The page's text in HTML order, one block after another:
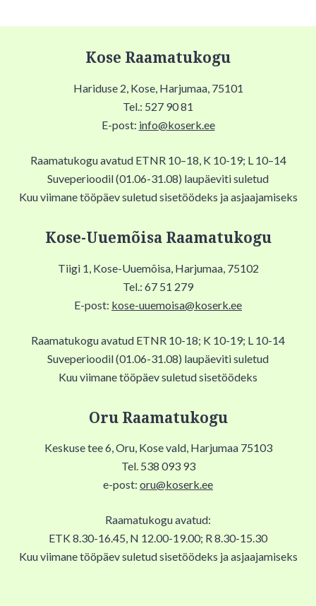
Kose Raamatukogu
Hariduse 2, Kose, Harjumaa, 75101
Tel.: 527 90 81
E-post: info@koserk.ee
Raamatukogu avatud ETNR 10–18, K 10-19; L 10–14
Suveperioodil (01.06-31.08) laupäeviti suletud
Kuu viimane tööpäev suletud sisetöödeks ja asjaajamiseks
Kose-Uuemõisa Raamatukogu
Tiigi 1, Kose-Uuemõisa, Harjumaa, 75102
Tel.: 67 51 279
E-post: kose-uuemoisa@koserk.ee
Raamatukogu avatud ETNR 10-18; K 10-19; L 10-14
Suveperioodil (01.06-31.08) laupäeviti suletud
Kuu viimane tööpäev suletud sisetöödeks
Oru Raamatukogu
Keskuse tee 6, Oru, Kose vald, Harjumaa 75103
Tel. 538 093 93
e-post: oru@koserk.ee
Raamatukogu avatud:
ETK 8.30-16.45, N 12.00-19.00; R 8.30-15.30
Kuu viimane tööpäev suletud sisetöödeks ja asjaajamiseks